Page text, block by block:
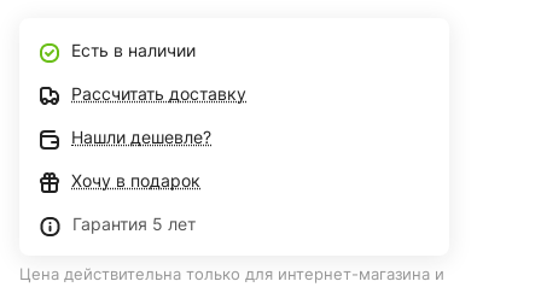
Есть в наличии
Рассчитать доставку
Нашли дешевле?
Хочу в подарок
Гарантия 5 лет
Цена действительна только для интернет-магазина и